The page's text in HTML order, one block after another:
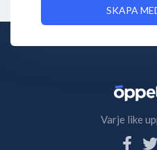
SKAPA
Varje like